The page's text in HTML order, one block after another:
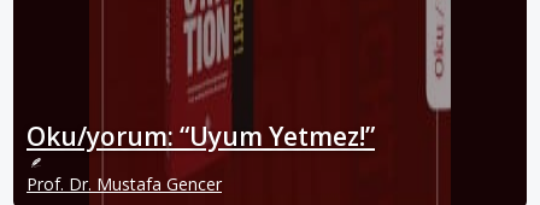
Oku/yorum: “Uyum Yetmez!”
Prof. Dr. Mustafa Gencer